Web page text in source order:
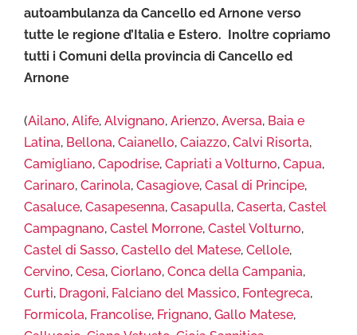
autoambulanza da Cancello ed Arnone verso
tutte le regione d’Italia e Estero. Inoltre copriamo
tutti i Comuni della provincia di Cancello ed
Arnone
(Ailano, Alife, Alvignano, Arienzo, Aversa, Baia e
Latina, Bellona, Caianello, Caiazzo, Calvi Risorta,
Camigliano, Capodrise, Capriati a Volturno, Capua,
Carinaro, Carinola, Casagiove, Casal di Principe,
Casaluce, Casapesenna, Casapulla, Caserta, Castel
Campagnano, Castel Morrone, Castel Volturno,
Castel di Sasso, Castello del Matese, Cellole,
Cervino, Cesa, Ciorlano, Conca della Campania,
Curti, Dragoni, Falciano del Massico, Fontegreca,
Formicola, Francolise, Frignano, Gallo Matese,